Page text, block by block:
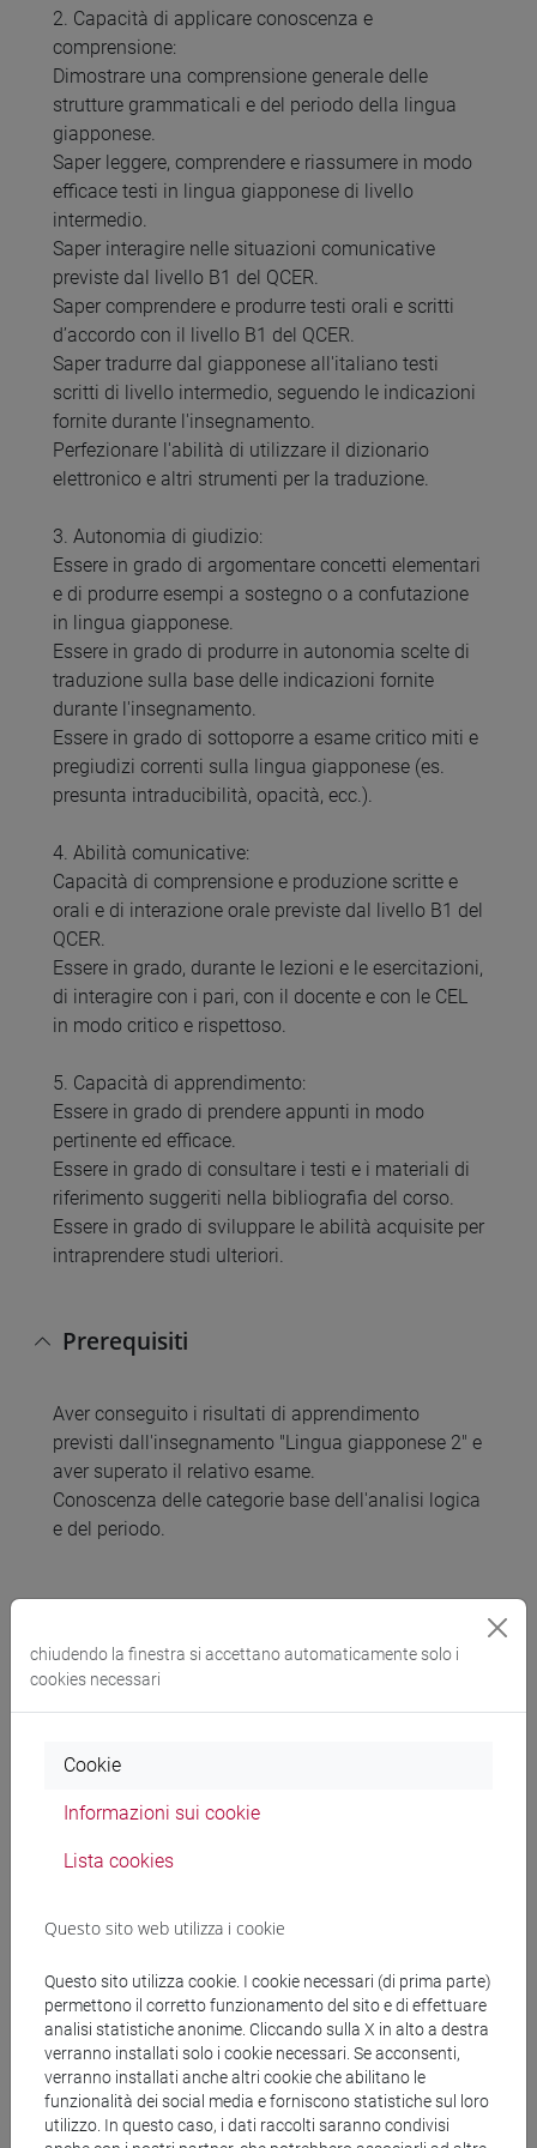
2. Capacità di applicare conoscenza e
comprensione:
Dimostrare una comprensione generale delle
strutture grammaticali e del periodo della lingua
giapponese.
Saper leggere, comprendere e riassumere in modo
efficace testi in lingua giapponese di livello
intermedio.
Saper interagire nelle situazioni comunicative
previste dal livello B1 del QCER.
Saper comprendere e produrre testi orali e scritti
d’accordo con il livello B1 del QCER.
Saper tradurre dal giapponese all'italiano testi
scritti di livello intermedio, seguendo le indicazioni
fornite durante l'insegnamento.
Perfezionare l'abilità di utilizzare il dizionario
elettronico e altri strumenti per la traduzione.
3. Autonomia di giudizio:
Essere in grado di argomentare concetti elementari
e di produrre esempi a sostegno o a confutazione
in lingua giapponese.
Essere in grado di produrre in autonomia scelte di
traduzione sulla base delle indicazioni fornite
durante l'insegnamento.
Essere in grado di sottoporre a esame critico miti e
pregiudizi correnti sulla lingua giapponese (es.
presunta intraducibilità, opacità, ecc.).
4. Abilità comunicative:
Capacità di comprensione e produzione scritte e
orali e di interazione orale previste dal livello B1 del
QCER.
Essere in grado, durante le lezioni e le esercitazioni,
di interagire con i pari, con il docente e con le CEL
in modo critico e rispettoso.
5. Capacità di apprendimento:
Essere in grado di prendere appunti in modo
pertinente ed efficace.
Essere in grado di consultare i testi e i materiali di
riferimento suggeriti nella bibliografia del corso.
Essere in grado di sviluppare le abilità acquisite per
intraprendere studi ulteriori.
Prerequisiti
Aver conseguito i risultati di apprendimento
previsti dall'insegnamento "Lingua giapponese 2" e
aver superato il relativo esame.
Conoscenza delle categorie base dell'analisi logica
e del periodo.
Analisi e comprensione del testo/Grammatica (30
ore: Lauri Kitsnik); esercitazioni su manuale (60 ore:
ore: Itami Yoko); esercitazioni di gruppo (Suzuki
Akane, Yoshida Momoko, Mariko Aya).
caldamente raccomandata.
Testi di riferimento
Manuale ed eserciziari obbligatori:
①TOBIRA: Gateway to Advanced Japanese (Oka
M., Tsutsui M., Kondo J., Emori S., Hanai Y.,
chiudendo la finestra si accettano automaticamente solo i
cookies necessari
Cookie
Informazioni sui cookie
Lista cookies
Questo sito web utilizza i cookie
Questo sito utilizza cookie. I cookie necessari (di prima parte)
permettono il corretto funzionamento del sito e di effettuare
analisi statistiche anonime. Cliccando sulla X in alto a destra
verranno installati solo i cookie necessari. Se acconsenti,
verranno installati anche altri cookie che abilitano le
funzionalità dei social media e forniscono statistiche sul loro
utilizzo. In questo caso, i dati raccolti saranno condivisi